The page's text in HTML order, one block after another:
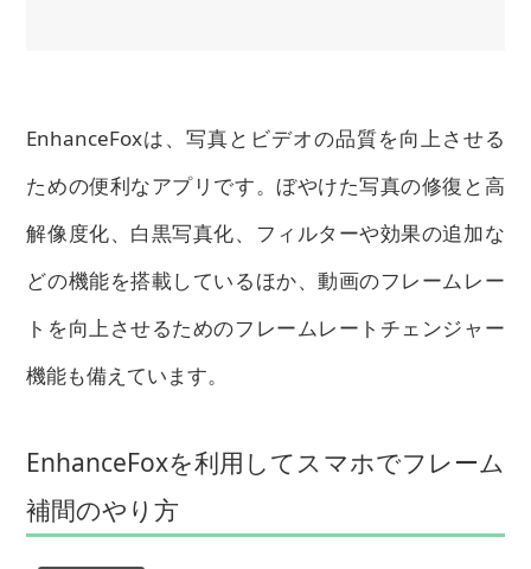
EnhanceFoxは、写真とビデオの品質を向上させる
ための便利なアプリです。ぼやけた写真の修復と高
解像度化、白黒写真化、フィルターや効果の追加な
どの機能を搭載しているほか、動画のフレームレー
トを向上させるためのフレームレートチェンジャー
機能も備えています。
EnhanceFoxを利用してスマホでフレーム
補間のやり方